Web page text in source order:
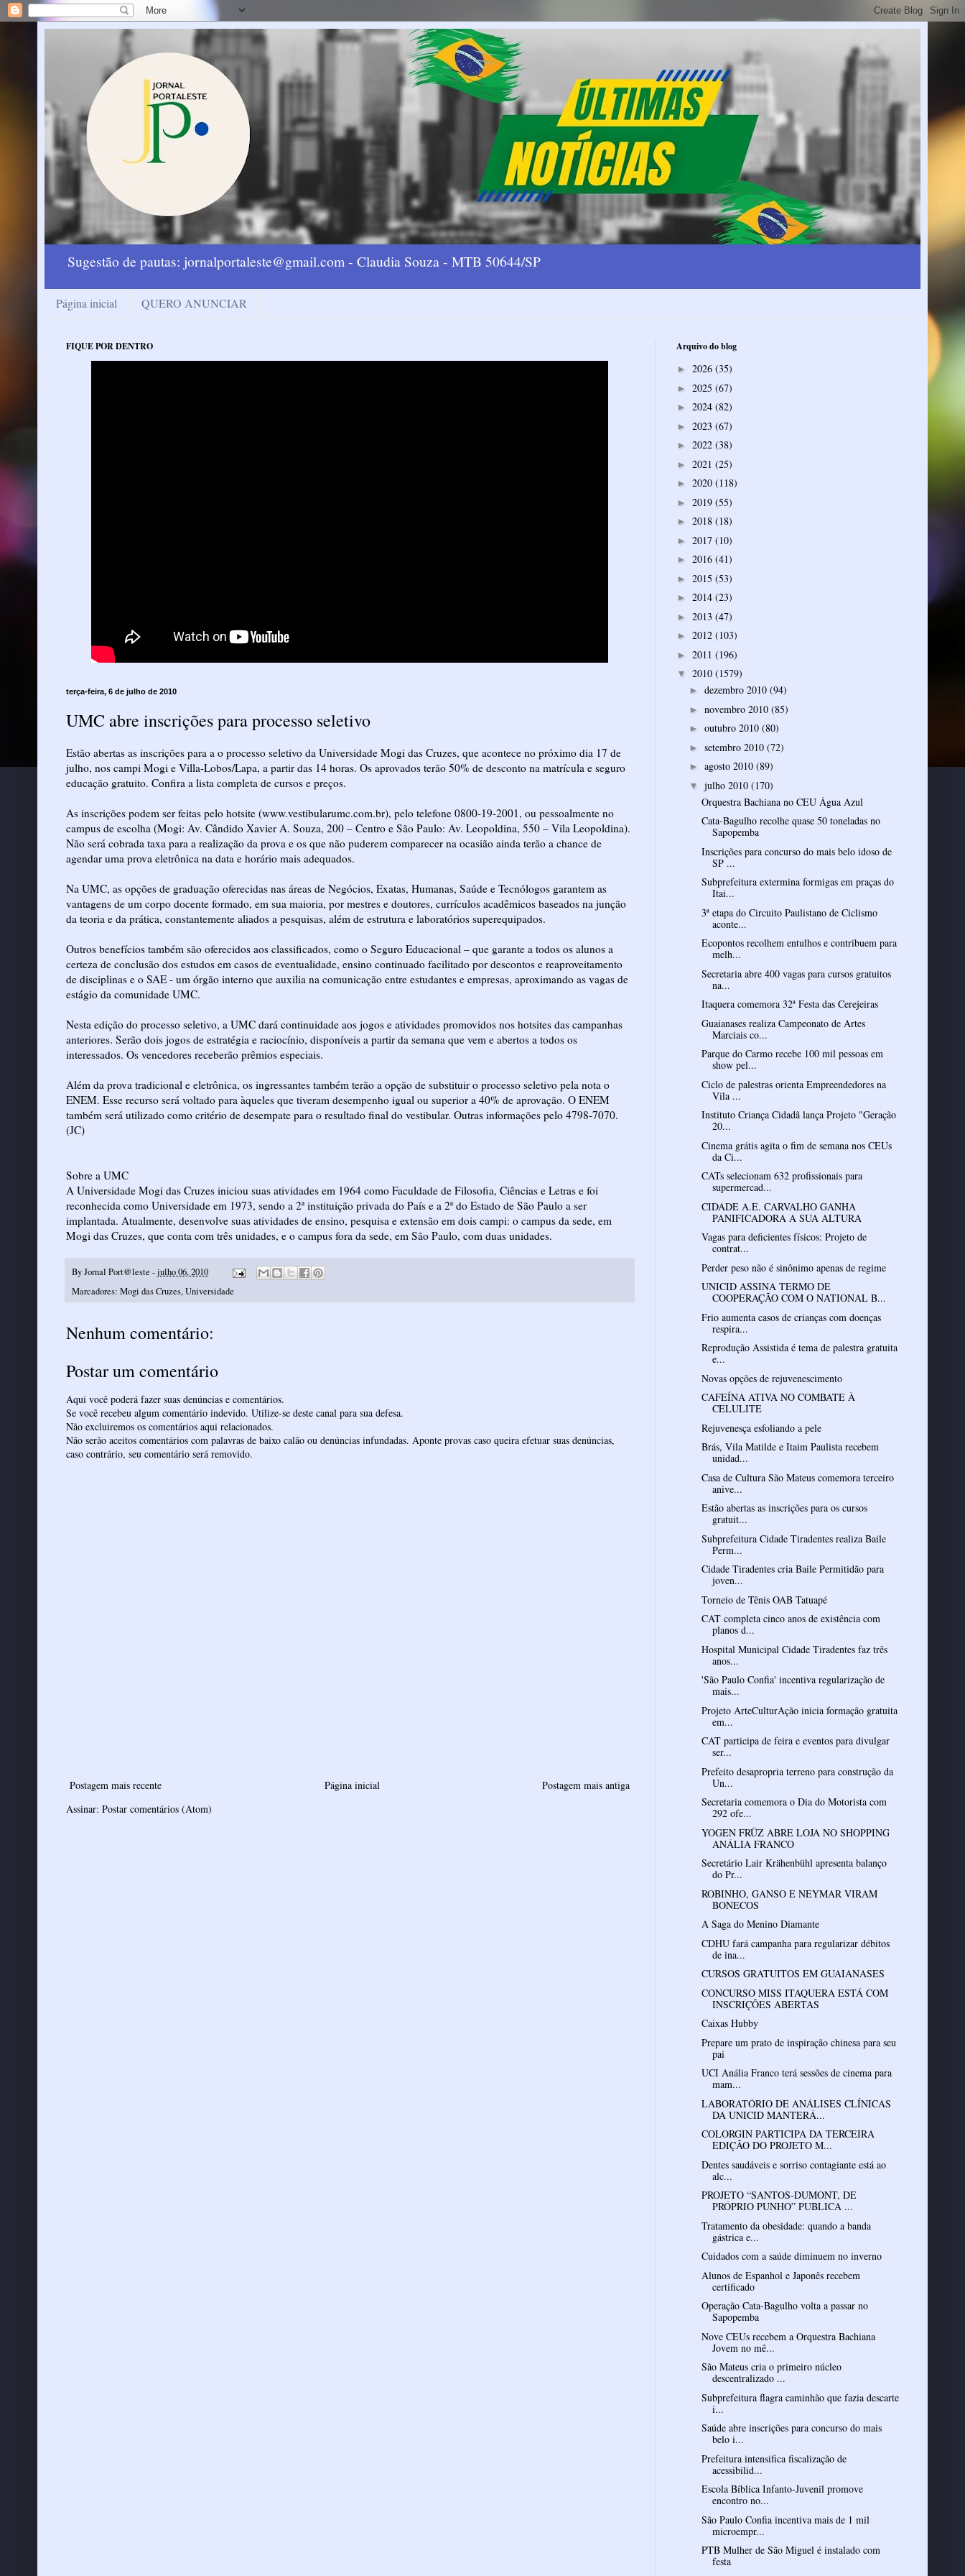
Sugestão de pautas: jornalportaleste@gmail.com - Claudia Souza - MTB 50644/SP
Página inicial QUERO ANUNCIAR
FIQUE POR DENTRO
terça-feira, 6 de julho de 2010
UMC abre inscrições para processo seletivo
Estão abertas as inscrições para a o processo seletivo da Universidade Mogi das Cruzes, que acontece no próximo dia 17 de
julho, nos campi Mogi e Villa-Lobos/Lapa, a partir das 14 horas. Os aprovados terão 50% de desconto na matrícula e seguro
educação gratuito. Confira a lista completa de cursos e preços.
As inscrições podem ser feitas pelo hotsite (www.vestibularumc.com.br), pelo telefone 0800-19-2001, ou pessoalmente no
campus de escolha (Mogi: Av. Cândido Xavier A. Souza, 200 – Centro e São Paulo: Av. Leopoldina, 550 – Vila Leopoldina).
Não será cobrada taxa para a realização da prova e os que não puderem comparecer na ocasião ainda terão a chance de
agendar uma prova eletrônica na data e horário mais adequados.
Na UMC, as opções de graduação oferecidas nas áreas de Negócios, Exatas, Humanas, Saúde e Tecnólogos garantem as
vantagens de um corpo docente formado, em sua maioria, por mestres e doutores, currículos acadêmicos baseados na junção
da teoria e da prática, constantemente aliados a pesquisas, além de estrutura e laboratórios superequipados.
Outros benefícios também são oferecidos aos classificados, como o Seguro Educacional – que garante a todos os alunos a
certeza de conclusão dos estudos em casos de eventualidade, ensino continuado facilitado por descontos e reaproveitamento
de disciplinas e o SAE - um órgão interno que auxilia na comunicação entre estudantes e empresas, aproximando as vagas de
estágio da comunidade UMC.
Nesta edição do processo seletivo, a UMC dará continuidade aos jogos e atividades promovidos nos hotsites das campanhas
anteriores. Serão dois jogos de estratégia e raciocínio, disponíveis a partir da semana que vem e abertos a todos os
interessados. Os vencedores receberão prêmios especiais.
Além da prova tradicional e eletrônica, os ingressantes também terão a opção de substituir o processo seletivo pela nota o
ENEM. Esse recurso será voltado para àqueles que tiveram desempenho igual ou superior a 40% de aprovação. O ENEM
também será utilizado como critério de desempate para o resultado final do vestibular. Outras informações pelo 4798-7070.
(JC)
Sobre a UMC
A Universidade Mogi das Cruzes iniciou suas atividades em 1964 como Faculdade de Filosofia, Ciências e Letras e foi
reconhecida como Universidade em 1973, sendo a 2ª instituição privada do País e a 2ª do Estado de São Paulo a ser
implantada. Atualmente, desenvolve suas atividades de ensino, pesquisa e extensão em dois campi: o campus da sede, em
Mogi das Cruzes, que conta com três unidades, e o campus fora da sede, em São Paulo, com duas unidades.
ByJornal Port@leste -julho 06, 2010
Marcadores: Mogi das Cruzes,Universidade
Nenhum comentário:
Postar um comentário
Aqui você poderá fazer suas denúncias e comentários.
Se você recebeu algum comentário indevido. Utilize-se deste canal para sua defesa.
Não excluiremos os comentários aqui relacionados.
Não serão aceitos comentários com palavras de baixo calão ou denúncias infundadas. Aponte provas caso queira efetuar suas denúncias,
caso contrário, seu comentário será removido.
Postagem mais recente Postagem mais antiga
Página inicial
Assinar: Postar comentários (Atom)
Arquivo do blog
► 2026 (35)
► 2025 (67)
► 2024 (82)
► 2023 (67)
► 2022 (38)
► 2021 (25)
► 2020 (118)
► 2019 (55)
► 2018 (18)
► 2017 (10)
► 2016 (41)
► 2015 (53)
► 2014 (23)
► 2013 (47)
► 2012 (103)
► 2011 (196)
▼ 2010 (1579)
► dezembro 2010 (94)
► novembro 2010 (85)
► outubro 2010 (80)
► setembro 2010 (72)
► agosto 2010 (89)
▼ julho 2010 (170)
Orquestra Bachiana no CEU Água Azul
Cata-Bagulho recolhe quase 50 toneladas no
Sapopemba
Inscrições para concurso do mais belo idoso de
SP ...
Subprefeitura extermina formigas em praças do
Itai...
3ª etapa do Circuito Paulistano de Ciclismo
aconte...
Ecopontos recolhem entulhos e contribuem para
melh...
Secretaria abre 400 vagas para cursos gratuitos
na...
Itaquera comemora 32ª Festa das Cerejeiras
Guaianases realiza Campeonato de Artes
Marciais co...
Parque do Carmo recebe 100 mil pessoas em
show pel...
Ciclo de palestras orienta Empreendedores na
Vila ...
Instituto Criança Cidadã lança Projeto "Geração
20...
Cinema grátis agita o fim de semana nos CEUs
da Ci...
CATs selecionam 632 profissionais para
supermercad...
CIDADE A.E. CARVALHO GANHA
PANIFICADORA A SUA ALTURA
Vagas para deficientes físicos: Projeto de
contrat...
Perder peso não é sinônimo apenas de regime
UNICID ASSINA TERMO DE
COOPERAÇÃO COM O NATIONAL B...
Frio aumenta casos de crianças com doenças
respira...
Reprodução Assistida é tema de palestra gratuita
e...
Novas opções de rejuvenescimento
CAFEÍNA ATIVA NO COMBATE À
CELULITE
Rejuvenesça esfoliando a pele
Brás, Vila Matilde e Itaim Paulista recebem
unidad...
Casa de Cultura São Mateus comemora terceiro
anive...
Estão abertas as inscrições para os cursos
gratuit...
Subprefeitura Cidade Tiradentes realiza Baile
Perm...
Cidade Tiradentes cria Baile Permitidão para
joven...
Torneio de Tênis OAB Tatuapé
CAT completa cinco anos de existência com
planos d...
Hospital Municipal Cidade Tiradentes faz três
anos...
'São Paulo Confia' incentiva regularização de
mais...
Projeto ArteCulturAção inicia formação gratuita
em...
CAT participa de feira e eventos para divulgar
ser...
Prefeito desapropria terreno para construção da
Un...
Secretaria comemora o Dia do Motorista com
292 ofe...
YOGEN FRÜZ ABRE LOJA NO SHOPPING
ANÁLIA FRANCO
Secretário Lair Krähenbühl apresenta balanço
do Pr...
ROBINHO, GANSO E NEYMAR VIRAM
A Saga do Menino Diamante
CDHU fará campanha para regularizar débitos
de ina...
CURSOS GRATUITOS EM GUAIANASES
CONCURSO MISS ITAQUERA ESTÁ COM
INSCRIÇÕES ABERTAS
Caixas Hubby‏
Prepare um prato de inspiração chinesa para seu
pai‏
UCI Anália Franco terá sessões de cinema para
mam...
LABORATÓRIO DE ANÁLISES CLÍNICAS
DA UNICID MANTERÁ...
COLORGIN PARTICIPA DA TERCEIRA
EDIÇÃO DO PROJETO M...
Dentes saudáveis e sorriso contagiante está ao
alc...
PROJETO “SANTOS-DUMONT, DE
PRÓPRIO PUNHO” PUBLICA ...
Tratamento da obesidade: quando a banda
gástrica e...
Cuidados com a saúde diminuem no inverno
Alunos de Espanhol e Japonês recebem
certificado
Operação Cata-Bagulho volta a passar no
Sapopemba
Nove CEUs recebem a Orquestra Bachiana
Jovem no mê...
São Mateus cria o primeiro núcleo
descentralizado ...
Subprefeitura flagra caminhão que fazia descarte
i...
Saúde abre inscrições para concurso do mais
belo i...
Prefeitura intensifica fiscalização de
acessibilid...
Escola Bíblica Infanto-Juvenil promove
encontro no...
São Paulo Confia incentiva mais de 1 mil
microempr...
PTB Mulher de São Miguel é instalado com
festa